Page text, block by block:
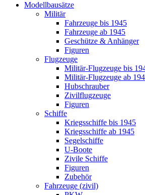
Modellbausätze
Militär
Fahrzeuge bis 1945
Fahrzeuge ab 1945
Geschütze & Anhänger
Figuren
Flugzeuge
Militär-Flugzeuge bis
Militär-Flugzeuge ab
Hubschrauber
Zivilflugzeuge
Figuren
Schiffe
Kriegsschiffe bis 1945
Kriegsschiffe ab 1945
Segelschiffe
U-Boote
Zivile Schiffe
Figuren
Zubehör
Fahrzeuge (zivil)